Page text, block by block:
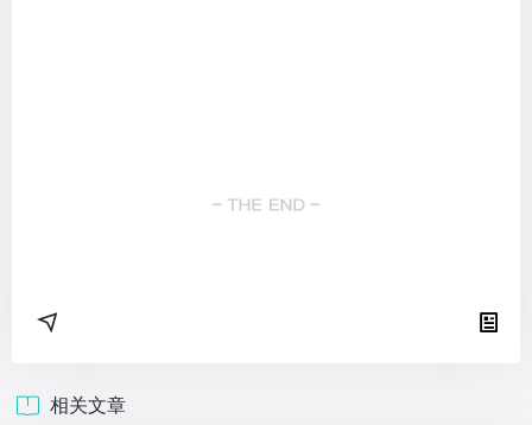
相关文章